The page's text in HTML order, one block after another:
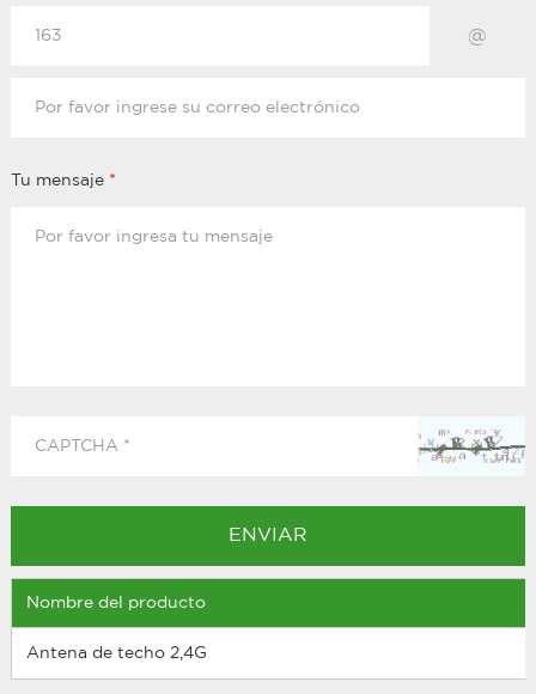
@
Tu mensaje *
Nombre del producto
Antena de techo 2,4G